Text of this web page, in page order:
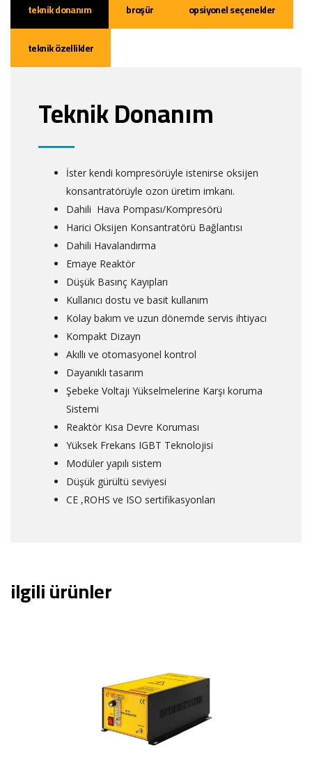
teknik donanım broşür opsiyonel seçenekler
teknik özellikler
Teknik Donanım
İster kendi kompresörüyle istenirse oksijen
konsantratörüyle ozon üretim imkanı.
Dahili Hava Pompası/Kompresörü
Harici Oksijen Konsantratörü Bağlantısı
Dahili Havalandırma
Emaye Reaktör
Düşük Basınç Kayıpları
Kullanıcı dostu ve basit kullanım
Kolay bakım ve uzun dönemde servis ihtiyacı
Kompakt Dizayn
Akıllı ve otomasyonel kontrol
Dayanıklı tasarım
Şebeke Voltajı Yükselmelerine Karşı koruma
Sistemi
Reaktör Kısa Devre Koruması
Yüksek Frekans IGBT Teknolojisi
Modüler yapılı sistem
Düşük gürültü seviyesi
CE ,ROHS ve ISO sertifikasyonları
ilgili ürünler